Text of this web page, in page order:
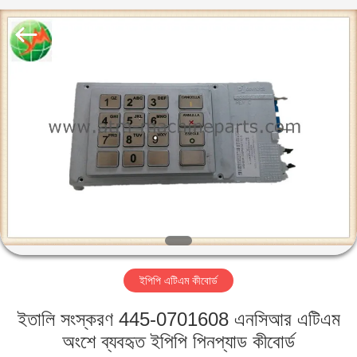
কারখানা
International
Trade
Co.,Ltd..
Rights
Reserved.
ইপিপি এটিএম কীবোর্ড
ইতালি সংস্করণ 445-0701608 এনসিআর এটিএম
অংশে ব্যবহৃত ইপিপি পিনপ্যাড কীবোর্ড